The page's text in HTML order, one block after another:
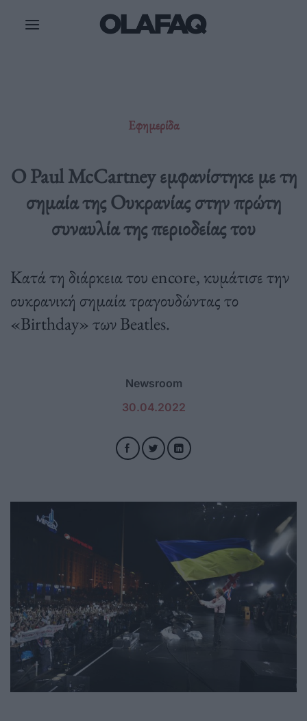
Εφημερίδα
Ο Paul McCartney εμφανίστηκε με τη
σημαία της Ουκρανίας στην πρώτη
συναυλία της περιοδείας του
Κατά τη διάρκεια του encore, κυμάτισε την
ουκρανική σημαία τραγουδώντας το
«Birthday» των Beatles.
Newsroom
30.04.2022